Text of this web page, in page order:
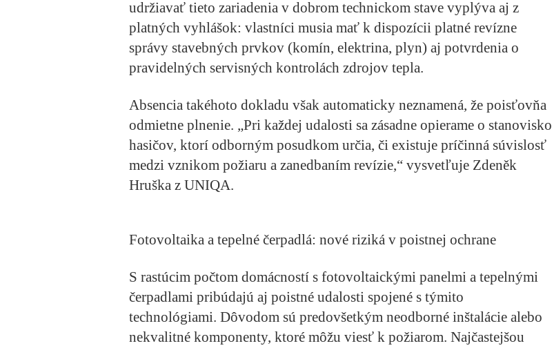
udržiavať tieto zariadenia v dobrom technickom stave vyplýva aj z
platných vyhlášok: vlastníci musia mať k dispozícii platné revízne
správy stavebných prvkov (komín, elektrina, plyn) aj potvrdenia o
pravidelných servisných kontrolách zdrojov tepla.
Absencia takéhoto dokladu však automaticky neznamená, že poisťovňa
odmietne plnenie. „Pri každej udalosti sa zásadne opierame o stanovisko
hasičov, ktorí odborným posudkom určia, či existuje príčinná súvislosť
medzi vznikom požiaru a zanedbaním revízie,“ vysvetľuje Zdeněk
Hruška z UNIQA.
Fotovoltaika a tepelné čerpadlá: nové riziká v poistnej ochrane
S rastúcim počtom domácností s fotovoltaickými panelmi a tepelnými
čerpadlami pribúdajú aj poistné udalosti spojené s týmito
technológiami. Dôvodom sú predovšetkým neodborné inštalácie alebo
nekvalitné komponenty, ktoré môžu viesť k požiarom. Najčastejšou